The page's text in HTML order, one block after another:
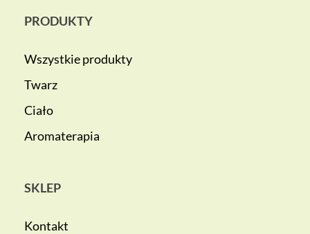
PRODUKTY
Wszystkie produkty
Twarz
Ciało
Aromaterapia
SKLEP
Kontakt